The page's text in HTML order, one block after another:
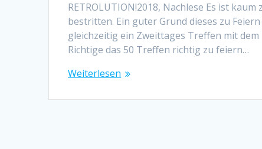
RETROLUTION!2018, Nachlese Es ist
bestritten. Ein guter Grund dieses zu
gleichzeitig ein Zweittages Treffen mit dem
Richtige das 50 Treffen richtig zu feiern…
Weiterlesen